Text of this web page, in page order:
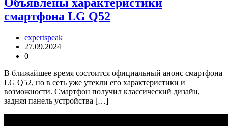
смартфона LG Q52
expertspeak
27.09.2024
0
В ближайшее время состоится официальный анонс смартфона
LG Q52, но в сеть уже утекли его характеристики и
возможности. Смартфон получил классический дизайн,
задняя панель устройства […]